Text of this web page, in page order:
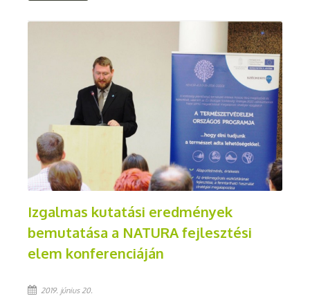
Izgalmas kutatási eredmények
bemutatása a NATURA fejlesztési
elem konferenciáján
2019. június 20.